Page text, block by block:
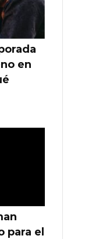
en
para el